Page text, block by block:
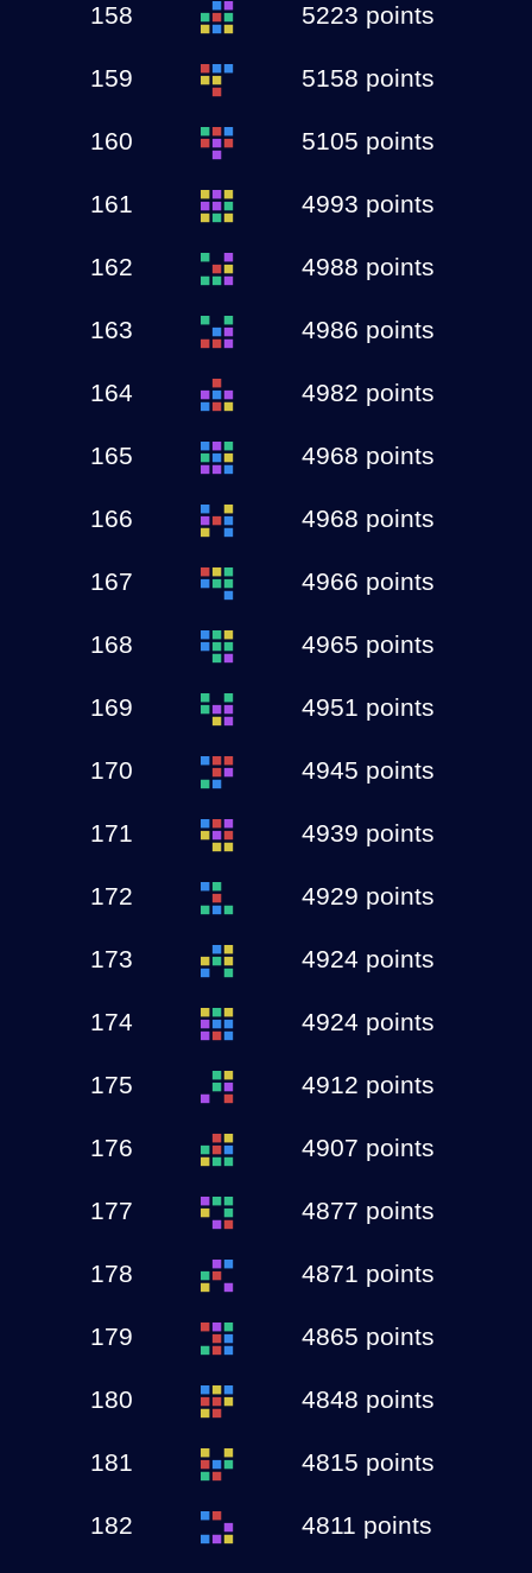
158 5223 points
159 5158 points
160 5105 points
161 4993 points
162 4988 points
163 4986 points
164 4982 points
165 4968 points
166 4968 points
167 4966 points
168 4965 points
169 4951 points
170 4945 points
171 4939 points
172 4929 points
173 4924 points
174 4924 points
175 4912 points
176 4907 points
177 4877 points
178 4871 points
179 4865 points
180 4848 points
181 4815 points
182 4811 points